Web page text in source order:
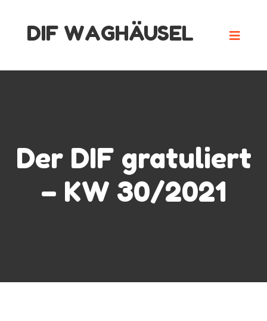
DIF WAGHÄUSEL
Der DIF gratuliert
– KW 30/2021